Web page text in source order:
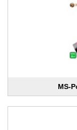
MS-